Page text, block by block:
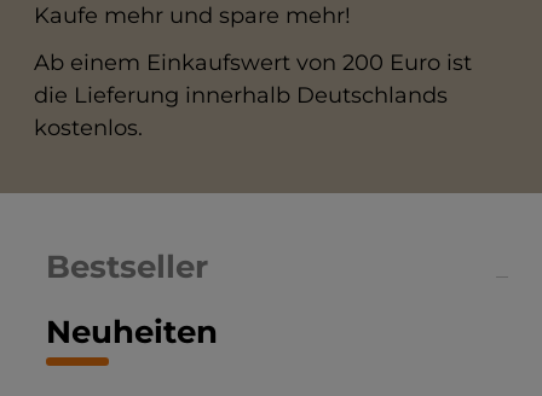
Kaufe mehr und spare mehr!
Ab einem Einkaufswert von 200 Euro ist
die Lieferung innerhalb Deutschlands
kostenlos.
Neuheiten
Bestseller